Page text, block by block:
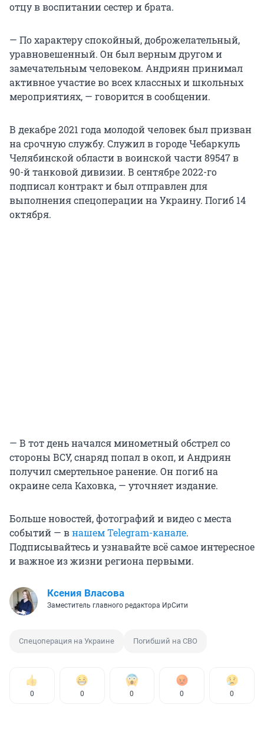
отцу в воспитании сестер и брата.
— По характеру спокойный, доброжелательный,
уравновешенный. Он был верным другом и
замечательным человеком. Андриян принимал
активное участие во всех классных и школьных
мероприятиях, — говорится в сообщении.
В декабре 2021 года молодой человек был призван
на срочную службу. Служил в городе Чебаркуль
Челябинской области в воинской части 89547 в
90-й танковой дивизии. В сентябре 2022-го
подписал контракт и был отправлен для
выполнения спецоперации на Украину. Погиб 14
октября.
— В тот день начался минометный обстрел со
стороны ВСУ, снаряд попал в окоп, и Андриян
получил смертельное ранение. Он погиб на
окраине села Каховка, — уточняет издание.
Больше новостей, фотографий и видео с места
событий — внашем Telegram-канале.
Подписывайтесь и узнавайте всё самое интересное
и важное из жизни региона первыми.
Ксения Власова
Заместитель главного редактора ИрСити
Спецоперация на Украине Погибший на СВО
0 0 0 0 0